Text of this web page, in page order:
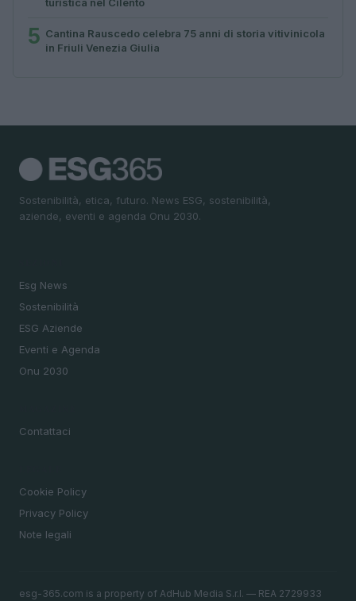
5 Cantina Rauscedo celebra 75 anni di storia vitivinicola
in Friuli Venezia Giulia
Sostenibilità, etica, futuro. News ESG, sostenibilità,
aziende, eventi e agenda Onu 2030.
Esg News
Sostenibilità
ESG Aziende
Eventi e Agenda
Onu 2030
Contattaci
Cookie Policy
Privacy Policy
Note legali
esg-365.com is a property of AdHub Media S.r.l. — REA 2729933